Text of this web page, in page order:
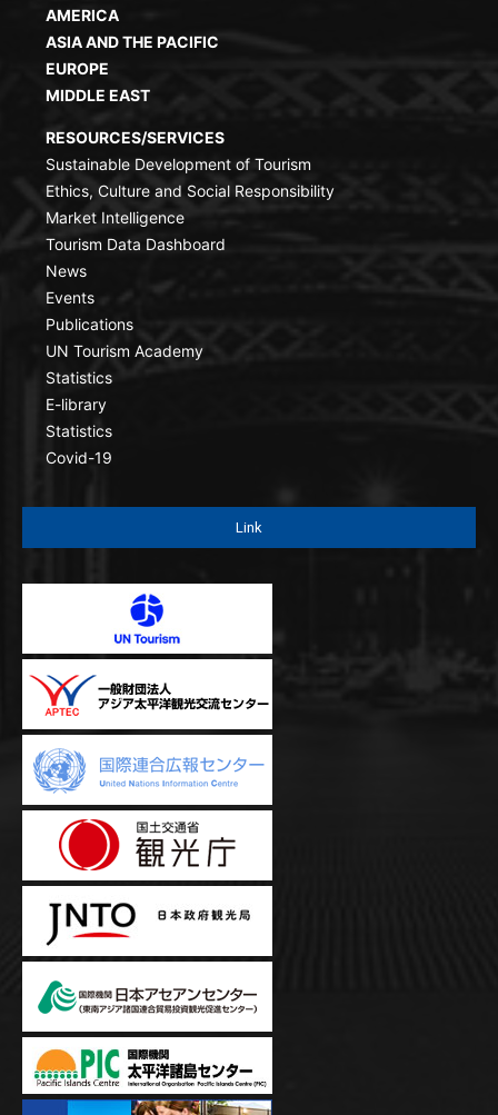
AMERICA
ASIA AND THE PACIFIC
EUROPE
MIDDLE EAST
RESOURCES/SERVICES
Sustainable Development of Tourism
Ethics, Culture and Social Responsibility
Market Intelligence
Tourism Data Dashboard
News
Events
Publications
UN Tourism Academy
Statistics
E-library
Statistics
Covid-19
Link